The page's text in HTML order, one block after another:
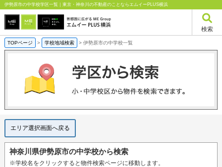
伊勢原市の中学校学区一覧｜東京・神奈川の不動産のことならエムイーPLUS横浜
検索
TOPページ > 学校地域検索 > 伊勢原市の中学校一覧
エリア選択画面へ戻る
神奈川県伊勢原市の中学校から検索
※学校名をクリックすると物件検索ページに移動します。